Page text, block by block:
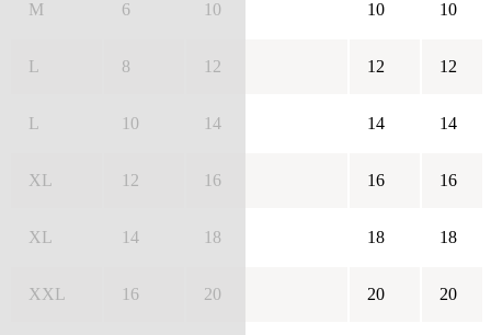
M 6 10 10 10
L 8 12 12 12
L 10 14 14 14
XL 12 16 16 16
XL 14 18 18 18
XXL 16 20 20 20